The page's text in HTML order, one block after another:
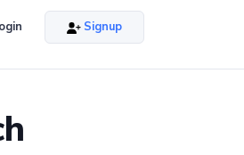
Signup